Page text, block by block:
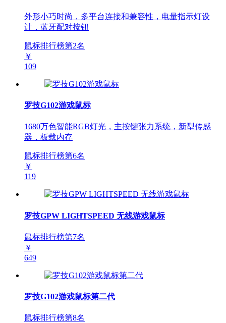
外形小巧时尚，多平台连接和兼容性，电量指示灯设
计，蓝牙配对按钮
鼠标排行榜第2名
￥
109
罗技G102游戏鼠标
1680万色智能RGB灯光，主按键张力系统，新型传感
器，板载内存
鼠标排行榜第6名
￥
119
罗技GPW LIGHTSPEED 无线游戏鼠标
鼠标排行榜第7名
￥
649
罗技G102游戏鼠标第二代
鼠标排行榜第8名